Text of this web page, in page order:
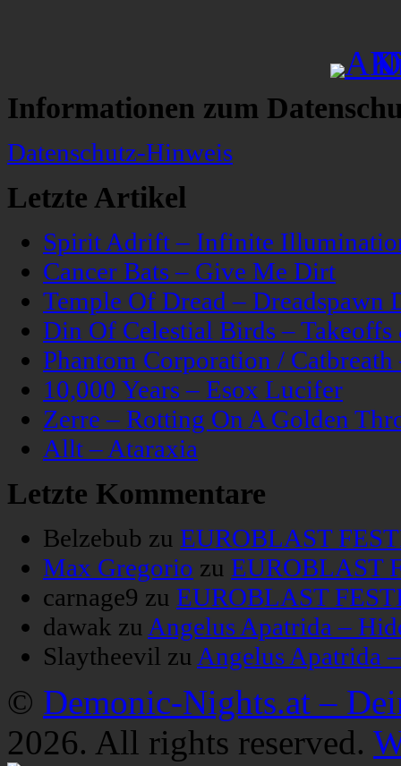
Informationen zum
Datenschutz-Hinweis
Letzte Artikel
Spirit Adrift – Infinite
Cancer Bats – Give Me Dirt
Temple Of Dread – Dreadspawn
Din Of Celestial Birds –
Phantom Corporation /
10,000 Years – Esox Lucifer
Zerre – Rotting On A Golden
Allt – Ataraxia
Letzte Kommentare
Belzebub zu EUROBLAST
Max Gregorio zu EUROBLAST
carnage9 zu EUROBLAST
dawak zu Angelus Apatrida –
Slaytheevil zu Angelus Apatrida
© Demonic-Nights.at –
2026. All rights reserved.